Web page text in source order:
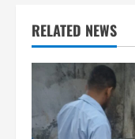
RELATED NEWS